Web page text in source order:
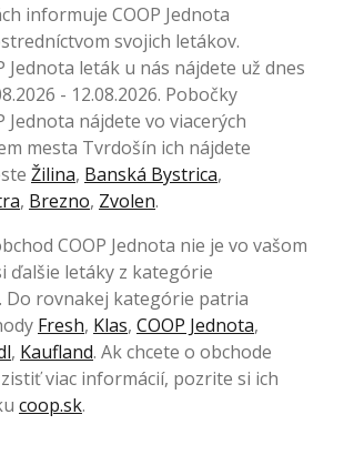
informuje COOP Jednota
svojich letákov.
Jednota leták u nás nájdete už dnes
- 12.08.2026. Pobočky
Jednota nájdete vo viacerých
mesta Tvrdošín ich nájdete
Žilina, Banská Bystrica,
, Brezno, Zvolen.
COOP Jednota nie je vo vašom
ďalšie letáky z kategórie
. Do rovnakej kategórie patria
Fresh, Klas, COOP Jednota,
, Kaufland. Ak chcete o obchode
zistiť viac informácií, pozrite si ich
coop.sk.